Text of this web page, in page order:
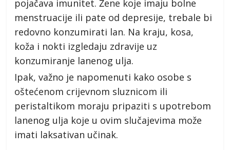
pojačava imunitet. Žene koje imaju bolne
menstruacije ili pate od depresije, trebale bi
redovno konzumirati lan. Na kraju, kosa,
koža i nokti izgledaju zdravije uz
konzumiranje lanenog ulja.
Ipak, važno je napomenuti kako osobe s
oštećenom crijevnom sluznicom ili
peristaltikom moraju pripaziti s upotrebom
lanenog ulja koje u ovim slučajevima može
imati laksativan učinak.